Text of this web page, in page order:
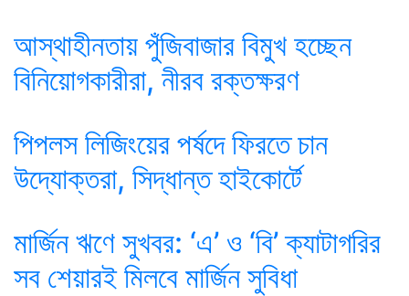
আস্থাহীনতায় পুঁজিবাজার বিমুখ হচ্ছেন
বিনিয়োগকারীরা, নীরব রক্তক্ষরণ
পিপলস লিজিংয়ের পর্ষদে ফিরতে চান
উদ্যোক্তরা, সিদ্ধান্ত হাইকোর্টে
মার্জিন ঋণে সুখবর: ‘এ’ ও ‘বি’ ক্যাটাগরির
সব শেয়ারই মিলবে মার্জিন সুবিধা